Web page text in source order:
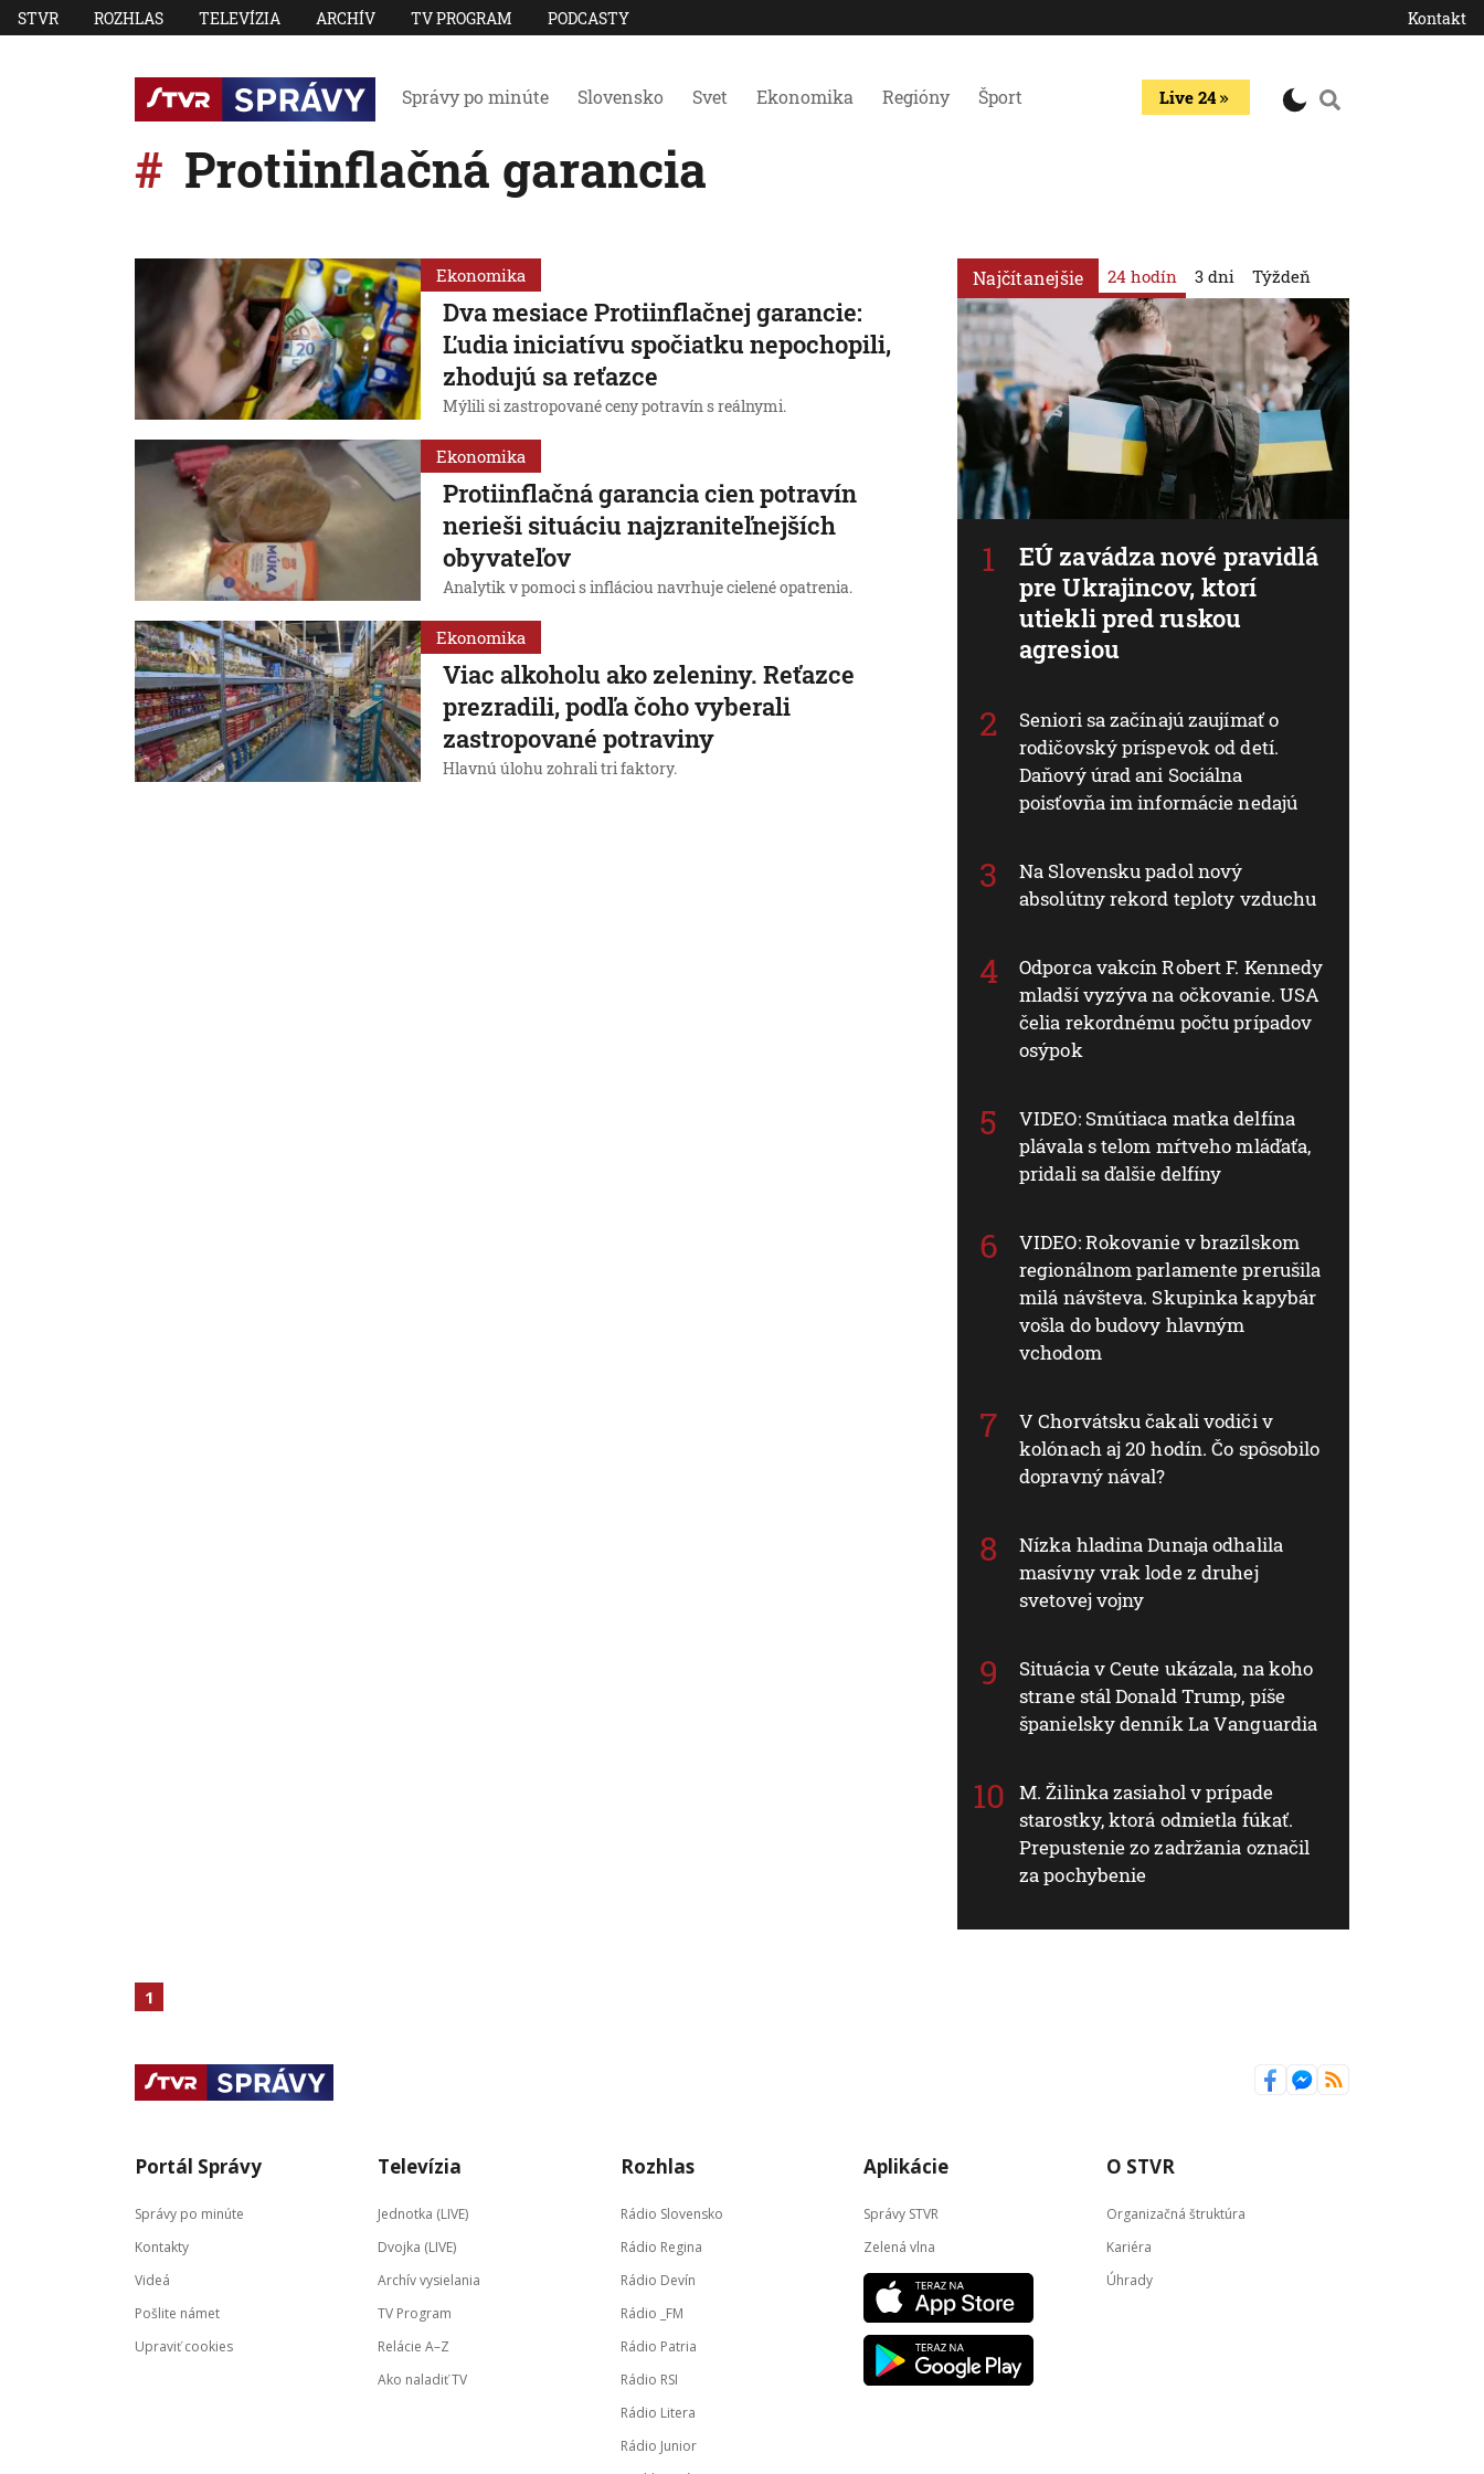
STVR ROZHLAS TELEVÍZIA ARCHÍV TV PROGRAM PODCASTY Kontakt
Správy po minúte Slovensko Svet Ekonomika Regióny Šport Live 24
Protiinflačná garancia
Ekonomika
Dva mesiace Protiinflačnej garancie:
Ľudia iniciatívu spočiatku nepochopili,
zhodujú sa reťazce
Mýlili si zastropované ceny potravín s reálnymi.
Ekonomika
Protiinflačná garancia cien potravín
nerieši situáciu najzraniteľnejších
obyvateľov
Analytik v pomoci s infláciou navrhuje cielené opatrenia.
Ekonomika
Viac alkoholu ako zeleniny. Reťazce
prezradili, podľa čoho vyberali
zastropované potraviny
Hlavnú úlohu zohrali tri faktory.
Najčítanejšie 24 hodín
EÚ zavádza nové pravidlá
pre Ukrajincov, ktorí
utiekli pred ruskou
agresiou
Seniori sa začínajú zaujímať o
rodičovský príspevok od detí.
Daňový úrad ani Sociálna
poisťovňa im informácie nedajú
Na Slovensku padol nový
absolútny rekord teploty vzduchu
Odporca vakcín Robert F. Kennedy
mladší vyzýva na očkovanie. USA
čelia rekordnému počtu prípadov
osýpok
VIDEO: Smútiaca matka delfína
plávala s telom mŕtveho mláďaťa,
pridali sa ďalšie delfíny
VIDEO: Rokovanie v brazílskom
regionálnom parlamente prerušila
milá návšteva. Skupinka kapybár
vošla do budovy hlavným
vchodom
V Chorvátsku čakali vodiči v
kolónach aj 20 hodín. Čo spôsobilo
dopravný nával?
Nízka hladina Dunaja odhalila
masívny vrak lode z druhej
svetovej vojny
Situácia v Ceute ukázala, na koho
strane stál Donald Trump, píše
španielsky denník La Vanguardia
M. Žilinka zasiahol v prípade
starostky, ktorá odmietla fúkať.
Prepustenie zo zadržania označil
za pochybenie
3 dni Týždeň
1
Portál Správy
Správy po minúte
Kontakty
Videá
Pošlite námet
Upraviť cookies
Televízia
Jednotka (LIVE)
Dvojka (LIVE)
Archív vysielania
TV Program
Relácie A–Z
Ako naladiť TV
Rozhlas
Rádio Slovensko
Rádio Regina
Rádio Devín
Rádio _FM
Rádio Patria
Rádio RSI
Rádio Litera
Rádio Junior
Aplikácie
Správy STVR
Zelená vlna
O STVR
Organizačná štruktúra
Kariéra
Úhrady